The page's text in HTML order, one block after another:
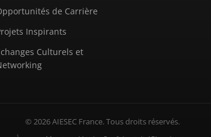
de Carrière
Inspirants
Culturels et
© 2026 AIESEC France. Tous droits réservés.